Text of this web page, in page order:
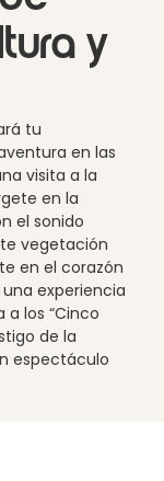
y
tu
en las
visita a la
en la
el sonido
vegetación
en el corazón
experiencia
los “Cinco
de la
espectáculo